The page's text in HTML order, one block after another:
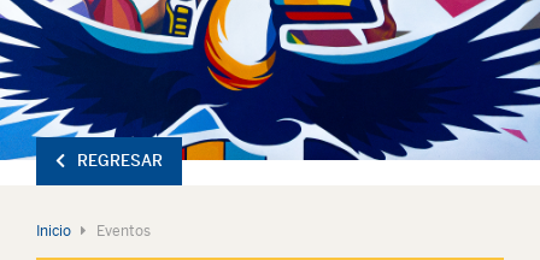
REGRESAR
Inicio Eventos